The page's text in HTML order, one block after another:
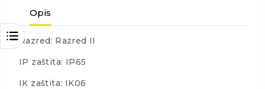
Opis
Razred: Razred II
IP zaštita: IP65
IK zaštita: IK06